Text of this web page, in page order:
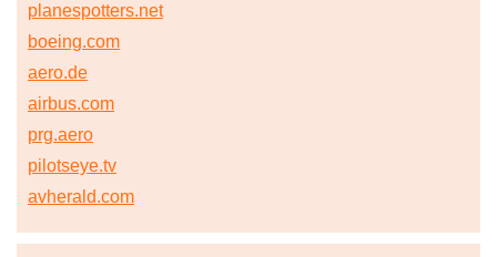
planespotters.net
boeing.com
aero.de
airbus.com
prg.aero
pilotseye.tv
avherald.com